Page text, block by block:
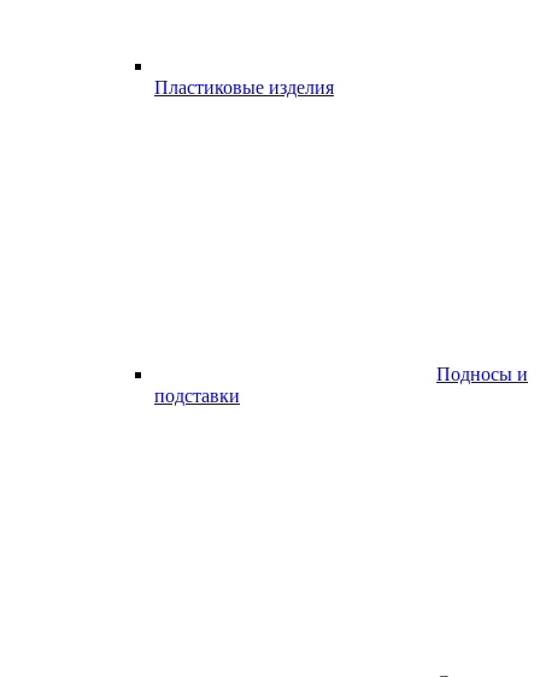
Пластиковые изделия
Подносы и
подставки